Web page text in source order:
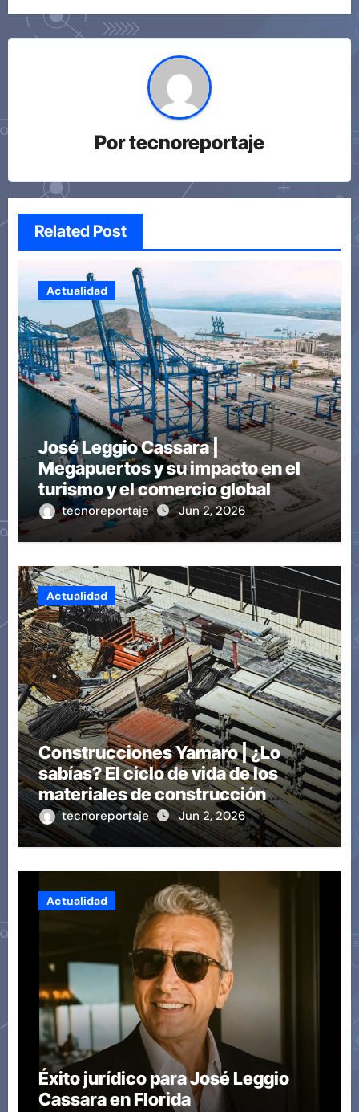
Portecnoreportaje
Related Post
Actualidad
José Leggio Cassara |
Megapuertos y su impacto en el
turismo y el comercio global
tecnoreportaje Jun 2, 2026
Actualidad
Construcciones Yamaro | ¿Lo
sabías? El ciclo de vida de los
materiales de construcción
revoluciona eficiencia en
proyectos modernos
tecnoreportaje Jun 2, 2026
Actualidad
Éxito jurídico para José Leggio
Cassara en Florida